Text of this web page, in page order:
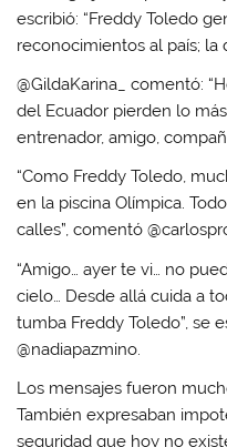
escribió: “Freddy Toledo
reconocimientos al país; la
@GildaKarina_ comentó:
del Ecuador pierden lo
entrenador, amigo,
“Como Freddy Toledo,
en la piscina Olímpica.
calles”, comentó
“Amigo… ayer te vi… no
cielo… Desde allá cuida a
tumba Freddy Toledo”, se
@nadiapazmino.
Los mensajes fueron
También expresaban
seguridad que hoy no